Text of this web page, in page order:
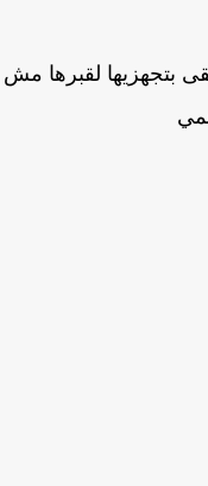
لقبرها مش